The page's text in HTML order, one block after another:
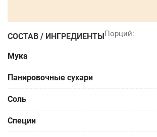
СОСТАВ / ИНГРЕДИЕНТЫ
Мука
Панировочные сухари
Соль
Специи